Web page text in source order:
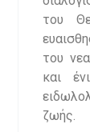
του
του
και
ζωής.